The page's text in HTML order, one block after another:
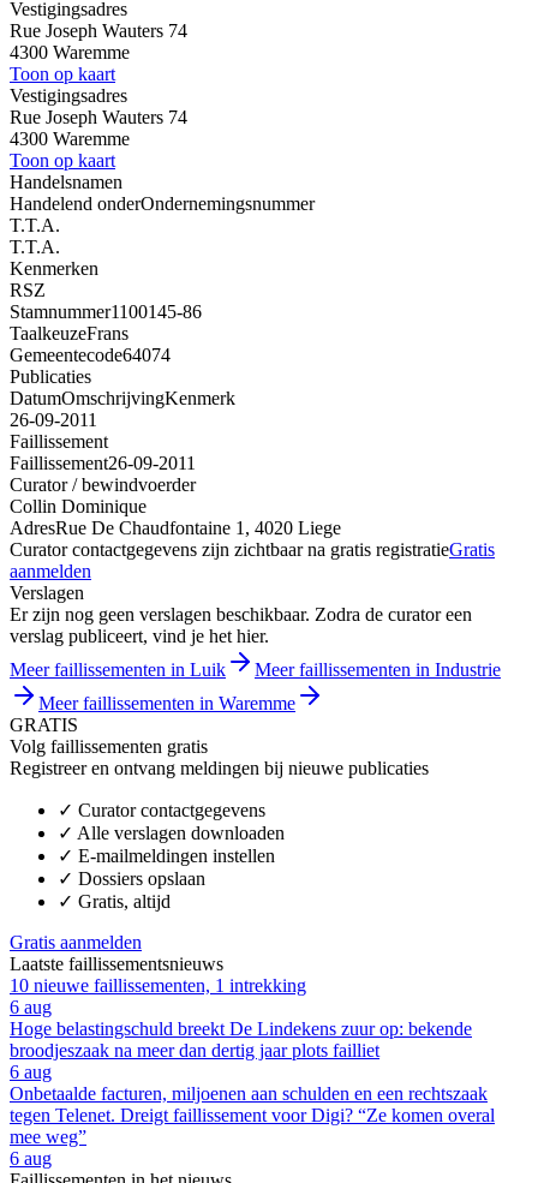
Vestigingsadres
Rue Joseph Wauters 74
4300 Waremme
Toon op kaart
Vestigingsadres
Rue Joseph Wauters 74
4300 Waremme
Toon op kaart
Handelsnamen
Handelend onderOndernemingsnummer
T.T.A.
T.T.A.
Kenmerken
RSZ
Stamnummer1100145-86
TaalkeuzeFrans
Gemeentecode64074
Publicaties
DatumOmschrijvingKenmerk
26-09-2011
Faillissement
Faillissement26-09-2011
Curator / bewindvoerder
Collin Dominique
AdresRue De Chaudfontaine 1, 4020 Liege
Curator contactgegevens zijn zichtbaar na gratis registratieGratis
aanmelden
Verslagen
Er zijn nog geen verslagen beschikbaar. Zodra de curator een
verslag publiceert, vind je het hier.
Meer faillissementen in Luik
Meer faillissementen in Industrie
Meer faillissementen in Waremme
GRATIS
Volg faillissementen gratis
Registreer en ontvang meldingen bij nieuwe publicaties
✓ Curator contactgegevens
✓ Alle verslagen downloaden
✓ E-mailmeldingen instellen
✓ Dossiers opslaan
✓ Gratis, altijd
Gratis aanmelden
Laatste faillissementsnieuws
10 nieuwe faillissementen, 1 intrekking
6 aug
Hoge belastingschuld breekt De Lindekens zuur op: bekende
broodjeszaak na meer dan dertig jaar plots failliet
6 aug
Onbetaalde facturen, miljoenen aan schulden en een rechtszaak
tegen Telenet. Dreigt faillissement voor Digi? “Ze komen overal
mee weg”
6 aug